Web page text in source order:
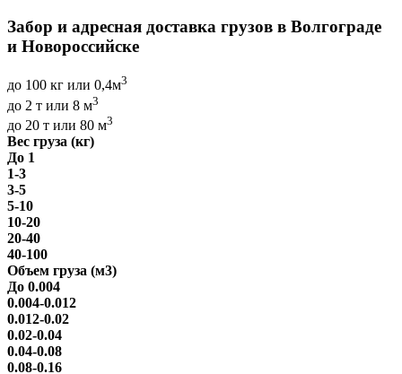
Забор и адресная доставка грузов в Волгограде
и Новороссийске
до 100 кг или 0,4м3
до 2 т или 8 м3
до 20 т или 80 м3
Вес груза (кг)
До 1
1-3
3-5
5-10
10-20
20-40
40-100
Объем груза (м3)
До 0.004
0.004-0.012
0.012-0.02
0.02-0.04
0.04-0.08
0.08-0.16